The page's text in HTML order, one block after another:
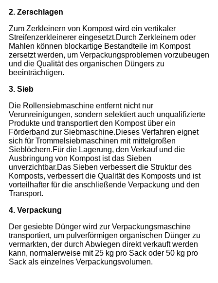
2. Zerschlagen
Zum Zerkleinern von Kompost wird ein vertikaler
Streifenzerkleinerer eingesetzt.Durch Zerkleinern oder
Mahlen können blockartige Bestandteile im Kompost
zersetzt werden, um Verpackungsproblemen vorzubeugen
und die Qualität des organischen Düngers zu
beeinträchtigen.
3. Sieb
Die Rollensiebmaschine entfernt nicht nur
Verunreinigungen, sondern selektiert auch unqualifizierte
Produkte und transportiert den Kompost über ein
Förderband zur Siebmaschine.Dieses Verfahren eignet
sich für Trommelsiebmaschinen mit mittelgroßen
Sieblöchern.Für die Lagerung, den Verkauf und die
Ausbringung von Kompost ist das Sieben
unverzichtbar.Das Sieben verbessert die Struktur des
Komposts, verbessert die Qualität des Komposts und ist
vorteilhafter für die anschließende Verpackung und den
Transport.
4. Verpackung
Der gesiebte Dünger wird zur Verpackungsmaschine
transportiert, um pulverförmigen organischen Dünger zu
vermarkten, der durch Abwiegen direkt verkauft werden
kann, normalerweise mit 25 kg pro Sack oder 50 kg pro
Sack als einzelnes Verpackungsvolumen.